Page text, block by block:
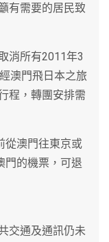
有需要的居民致
消所有2011年3
澳門飛日本之旅
程，轉團安排需
從澳門往東京或
門的機票，可退
交通及通訊仍未